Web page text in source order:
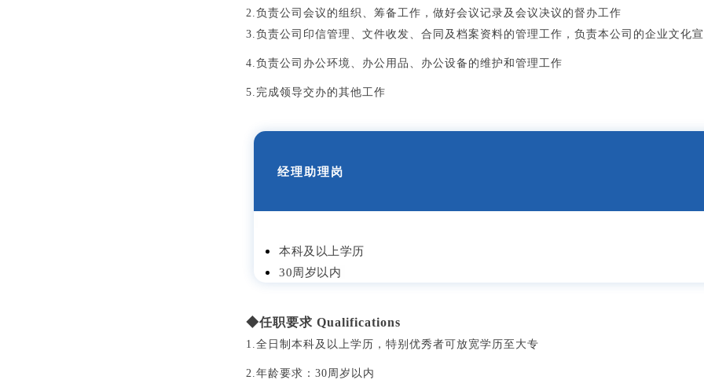
2.负责公司会议的组织、筹备工作，做好会议记录及会议决议的督办工作
3.负责公司印信管理、文件收发、合同及档案资料的管理工作，负责本公司的企业文化
4.负责公司办公环境、办公用品、办公设备的维护和管理工作
5.完成领导交办的其他工作
经理助理岗
本科及以上学历
30周岁以内
◆任职要求 Qualifications
1.全日制本科及以上学历，特别优秀者可放宽学历至大专
2.年龄要求：30周岁以内